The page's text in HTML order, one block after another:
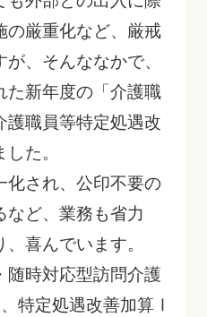
の厳重化など、厳戒
、そんななかで、
た新年度の「介護職
護職員等特定処遇改
た。
化され、公印不要の
など、業務も省力
喜んでいます。
随時対応型訪問介護
特定処遇改善加算Ⅰ